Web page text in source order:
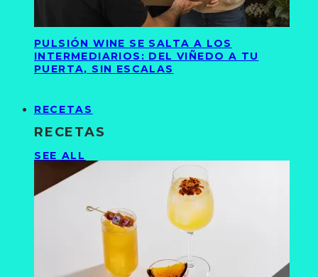
PULSIÓN WINE SE SALTA A LOS
INTERMEDIARIOS: DEL VIÑEDO A TU
PUERTA, SIN ESCALAS
RECETAS
RECETAS
SEE ALL